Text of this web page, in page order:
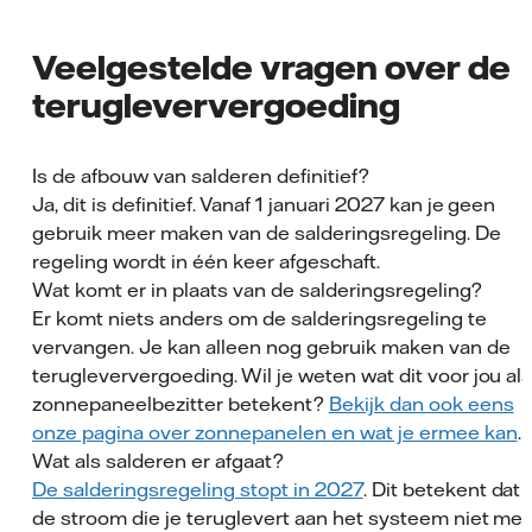
Veelgestelde vragen over de
terugleververgoeding
Is de afbouw van salderen definitief?
Ja, dit is definitief. Vanaf 1 januari 2027 kan je geen
gebruik meer maken van de salderingsregeling. De
regeling wordt in één keer afgeschaft.
Wat komt er in plaats van de salderingsregeling?
Er komt niets anders om de salderingsregeling te
vervangen. Je kan alleen nog gebruik maken van de
terugleververgoeding. Wil je weten wat dit voor jou als
zonnepaneelbezitter betekent? Bekijk dan ook eens
onze pagina over zonnepanelen en wat je ermee kan.
Wat als salderen er afgaat?
De salderingsregeling stopt in 2027. Dit betekent dat
de stroom die je teruglevert aan het systeem niet